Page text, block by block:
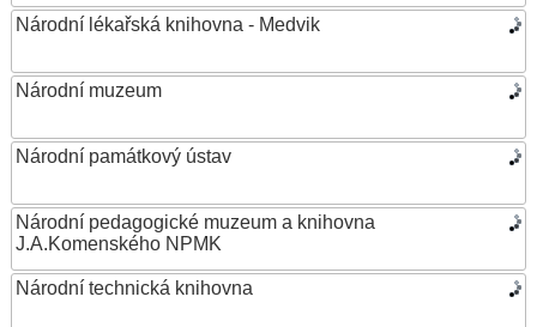
Národní lékařská knihovna - Medvik
Národní muzeum
Národní památkový ústav
Národní pedagogické muzeum a knihovna
J.A.Komenského NPMK
Národní technická knihovna